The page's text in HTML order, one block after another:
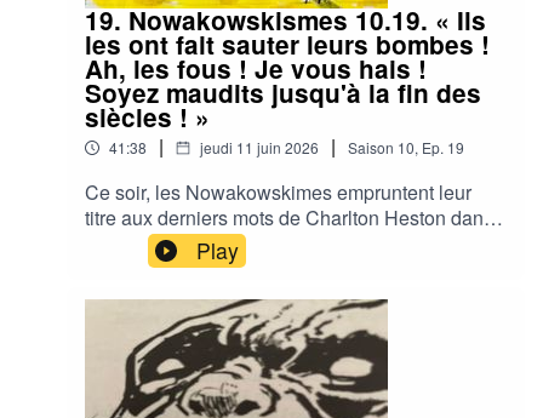
19. Nowakowskismes 10.19. « Ils
les ont fait sauter leurs bombes !
Ah, les fous ! Je vous hais !
Soyez maudits jusqu'à la fin des
siècles ! »
41:38 | jeudi 11 juin 2026 | Saison 10, Ep. 19
Ce soir, les Nowakowskimes empruntent leur
titre aux derniers mots de Charlton Heston dans
La planète des singes de 1968. « Ils les ont fait
sauter leurs bombes ! Ah, les fous ! Je vous hais !
Soyez maudits jusqu'à la fin des siècles ! ». En
2026, « Ils les ont fait sauter leurs bombes ! Ils
l’ont eu leur IA ! Ils l’ont épuisée la planète ! Ils
les ont leurs dividendes ! Ah, les fous ! Je vous
hais ! Soyez maudits jusqu'à la fin des siècles ! »
Play